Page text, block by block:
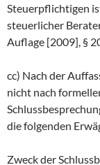
Steuerpflichtigen
steuerlicher
Auflage [2009], §
cc) Nach der
nicht nach
die folgenden
Zweck der